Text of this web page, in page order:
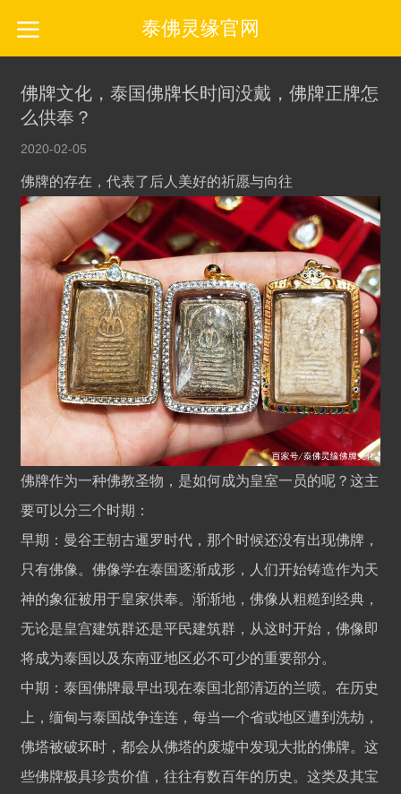
泰佛灵缘官网
佛牌文化，泰国佛牌长时间没戴，佛牌正牌怎
么供奉？
2020-02-05
佛牌的存在，代表了后人美好的祈愿与向往
佛牌作为一种佛教圣物，是如何成为皇室一员的呢？这主
要可以分三个时期：
早期：曼谷王朝古暹罗时代，那个时候还没有出现佛牌，
只有佛像。佛像学在泰国逐渐成形，人们开始铸造作为天
神的象征被用于皇家供奉。渐渐地，佛像从粗糙到经典，
无论是皇宫建筑群还是平民建筑群，从这时开始，佛像即
将成为泰国以及东南亚地区必不可少的重要部分。
中期：泰国佛牌最早出现在泰国北部清迈的兰喷。在历史
上，缅甸与泰国战争连连，每当一个省或地区遭到洗劫，
佛塔被破坏时，都会从佛塔的废墟中发现大批的佛牌。这
些佛牌极具珍贵价值，往往有数百年的历史。这类及其宝